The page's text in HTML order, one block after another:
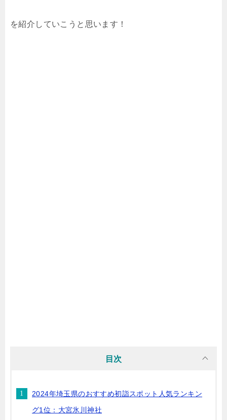
を紹介していこうと思います！
目次
2024年埼玉県のおすすめ初詣スポット人気ランキン
グ1位：大宮氷川神社